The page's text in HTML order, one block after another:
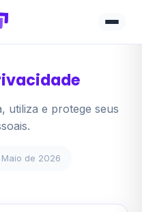
utiliza e protege seus
de 2026